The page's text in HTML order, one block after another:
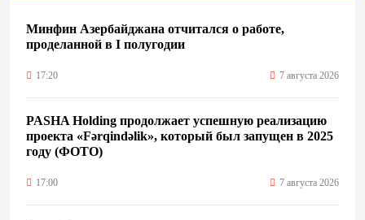
Минфин Азербайджана отчитался о работе,
проделанной в I полугодии
17:20 7 августа 2026
PASHA Holding продолжает успешную реализацию
проекта «Fərqindəlik», который был запущен в 2025
году (ФОТО)
17:00 7 августа 2026